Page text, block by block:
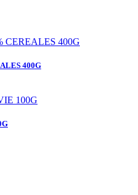
400G